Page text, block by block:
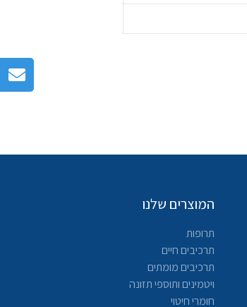
המוצרים שלנו
תרופות
תרכיבים חיים
תרכיבים מומתים
ויטמינים ותוספי תזונה
חומרי חיטוי